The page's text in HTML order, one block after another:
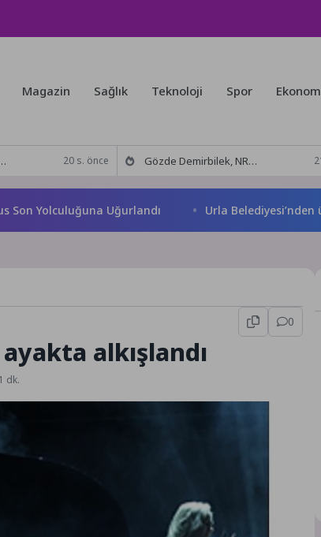
Magazin Sağlık Teknoloji Spor
20 s. önce Gözde Demirbilek, NR1 Magazin’de: ‘Son assolist olarak var olacağım!’
Yolculuğuna Uğurlandı Urla Belediyesi’nden
0
alkışlandı
1 dk.